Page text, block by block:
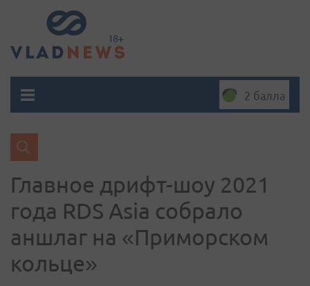
2 балла
Главное дрифт-шоу 2021
года RDS Asia собрало
аншлаг на «Приморском
кольце»